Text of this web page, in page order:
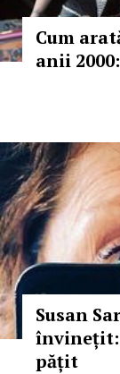
Cum
anii
Susan
învinețit:
pățit